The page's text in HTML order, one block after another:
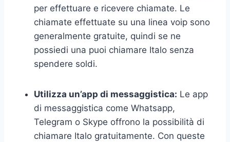
per effettuare e ricevere chiamate. Le
chiamate effettuate su una linea voip sono
generalmente gratuite, quindi se ne
possiedi una puoi chiamare Italo senza
spendere soldi.
Utilizza un’app di messaggistica: Le app
di messaggistica come Whatsapp,
Telegram o Skype offrono la possibilità di
chiamare Italo gratuitamente. Con queste